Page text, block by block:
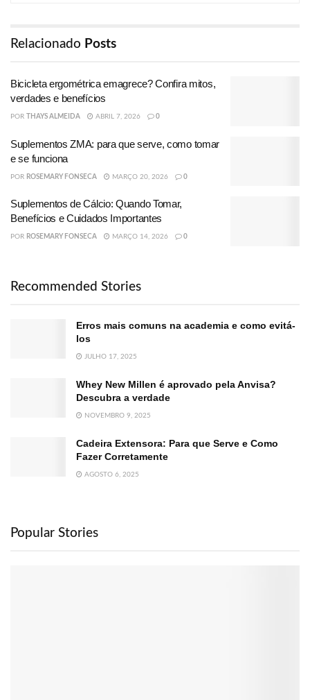
Relacionado Posts
Bicicleta ergométrica emagrece? Confira mitos,
verdades e benefícios
POR THAYS ALMEIDA ABRIL 7, 2026 0
Suplementos ZMA: para que serve, como tomar
e se funciona
POR ROSEMARY FONSECA MARÇO 20, 2026 0
Suplementos de Cálcio: Quando Tomar,
Benefícios e Cuidados Importantes
POR ROSEMARY FONSECA MARÇO 14, 2026 0
Recommended Stories
Erros mais comuns na academia e como evitá-
los
JULHO 17, 2025
Whey New Millen é aprovado pela Anvisa?
Descubra a verdade
NOVEMBRO 9, 2025
Cadeira Extensora: Para que Serve e Como
Fazer Corretamente
AGOSTO 6, 2025
Popular Stories